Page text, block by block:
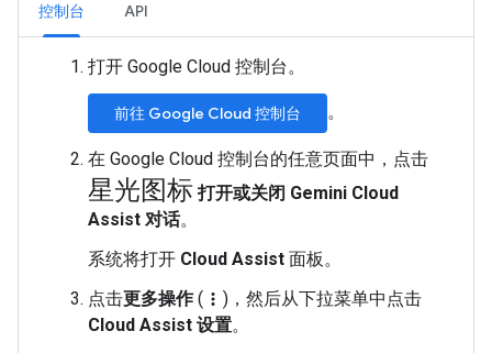
控制台 API
打开 Google Cloud 控制台。
前往 Google Cloud 控制台 。
在 Google Cloud 控制台的任意页面中，点击
星光图标 打开或关闭 Gemini Cloud
Assist 对话。
系统将打开 Cloud Assist 面板。
点击更多操作( more_vert )，然后从下拉菜单中点击
Cloud Assist 设置。